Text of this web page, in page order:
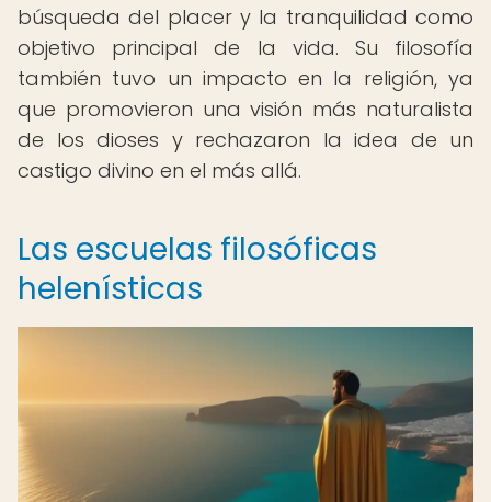
búsqueda del placer y la tranquilidad como
objetivo principal de la vida. Su filosofía
también tuvo un impacto en la religión, ya
que promovieron una visión más naturalista
de los dioses y rechazaron la idea de un
castigo divino en el más allá.
Las escuelas filosóficas
helenísticas